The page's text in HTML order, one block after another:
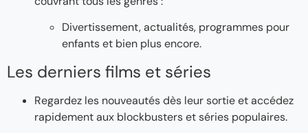
Divertissement, actualités, programmes pour
enfants et bien plus encore.
Les derniers films et séries
Regardez les nouveautés dès leur sortie et accédez
rapidement aux blockbusters et séries populaires.